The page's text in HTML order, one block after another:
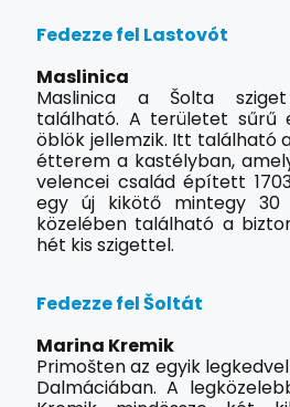
Fedezze fel Lastovót
Maslinica
Maslinica a Šolta
található. A területet sűrű
öblök jellemzik. Itt található
étterem a kastélyban,
velencei család épített
egy új kikötő mintegy 30
közelében található a
hét kis szigettel.
Fedezze fel Šoltát
Marina Kremik
Primošten az egyik
Dalmáciában. A